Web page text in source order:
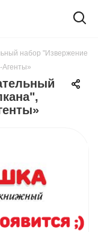
набор "Извержение
Агенты»